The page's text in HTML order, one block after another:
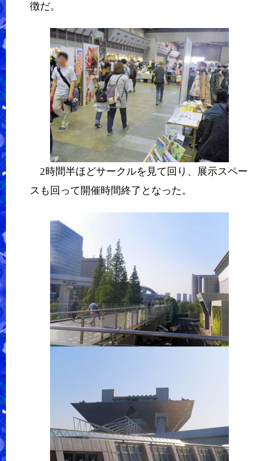
徴だ。
2時間半ほどサークルを見て回り、展示スペー
スも回って開催時間終了となった。